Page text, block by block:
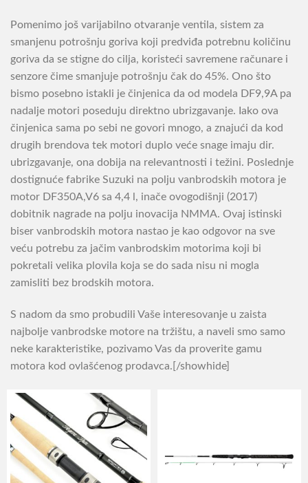
Pomenimo još varijabilno otvaranje ventila, sistem za
smanjenu potrošnju goriva koji predviđa potrebnu količinu
goriva da se stigne do cilja, koristeći savremene računare i
senzore čime smanjuje potrošnju čak do 45%. Ono što
bismo posebno istakli je činjenica da od modela DF9,9A pa
nadalje motori poseduju direktno ubrizgavanje. Iako ova
činjenica sama po sebi ne govori mnogo, a znajući da kod
drugih brendova tek motori duplo veće snage imaju dir.
ubrizgavanje, ona dobija na relevantnosti i težini. Poslednje
dostignuće fabrike Suzuki na polju vanbrodskih motora je
motor DF350A,V6 sa 4,4 l, inače ovogodišnji (2017)
dobitnik nagrade na polju inovacija NMMA. Ovaj istinski
biser vanbrodskih motora nastao je kao odgovor na sve
veću potrebu za jačim vanbrodskim motorima koji bi
pokretali velika plovila koja se do sada nisu ni mogla
zamisliti bez brodskih motora.
S nadom da smo probudili Vaše interesovanje u zaista
najbolje vanbrodske motore na tržištu, a naveli smo samo
neke karakteristike, pozivamo Vas da proverite gamu
motora kod ovlašćenog prodavca.[/showhide]